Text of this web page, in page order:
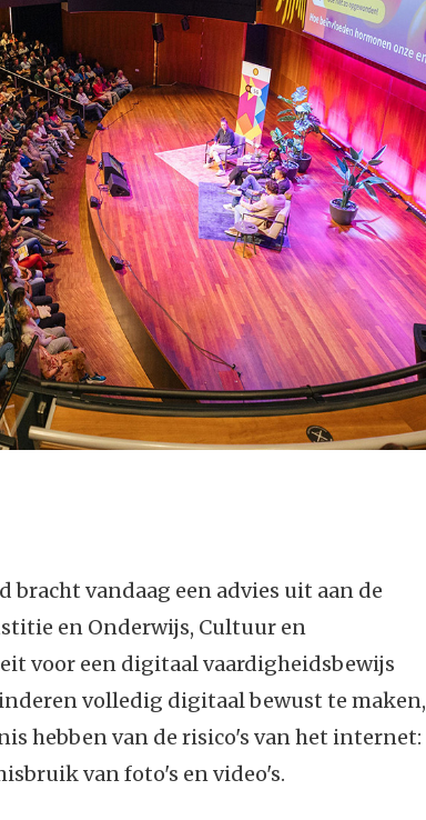
bracht vandaag een advies uit aan de
en Onderwijs, Cultuur en
voor een digitaal vaardigheidsbewijs
volledig digitaal bewust te maken,
hebben van de risico's van het internet:
van foto's en video's.